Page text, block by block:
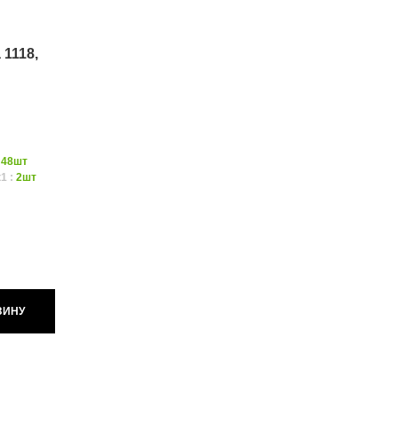
48шт
:2шт